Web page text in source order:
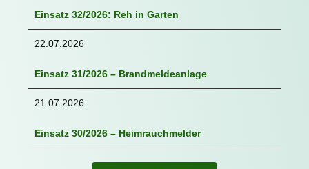
Einsatz 32/2026: Reh in Garten
22.07.2026
Einsatz 31/2026 – Brandmeldeanlage
21.07.2026
Einsatz 30/2026 – Heimrauchmelder